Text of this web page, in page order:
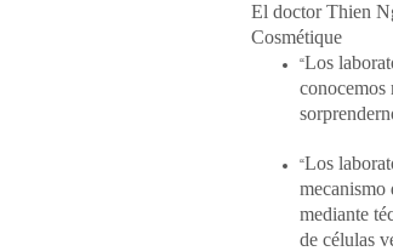
El doctor Thien
Cosmétique
“Los
conocemos
“Los
mecanismo
mediante
de células